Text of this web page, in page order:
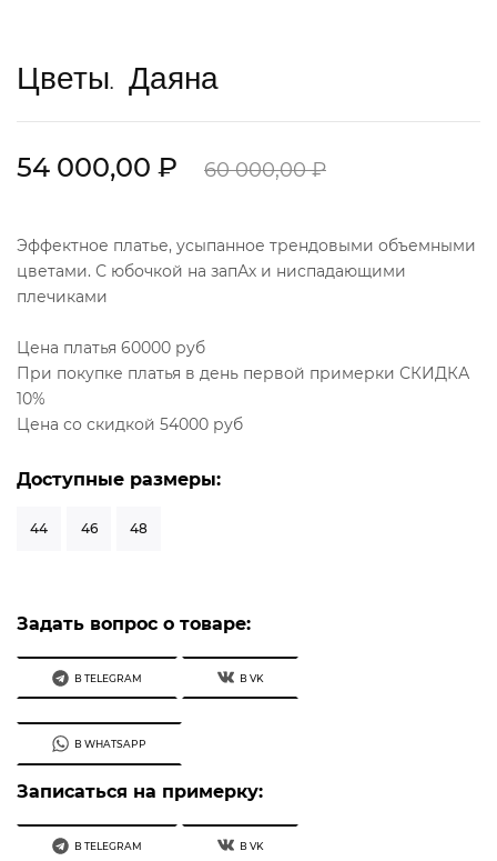
Цветы. Даяна
54 000,00 ₽ 60 000,00 ₽
Эффектное платье, усыпанное трендовыми объемными
цветами. С юбочкой на запАх и ниспадающими
плечиками
Цена платья 60000 руб
При покупке платья в день первой примерки СКИДКА
10%
Цена со скидкой 54000 руб
Доступные размеры:
44 46 48
Задать вопрос о товаре:
В TELEGRAM В VK
В WHATSAPP
Записаться на примерку:
В TELEGRAM В VK